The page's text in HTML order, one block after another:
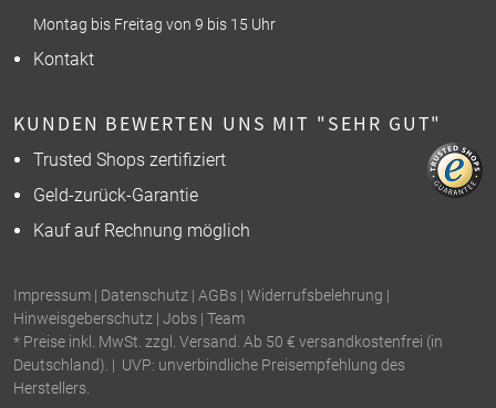
Montag bis Freitag von 9 bis 15 Uhr
Kontakt
KUNDEN BEWERTEN UNS MIT "SEHR GUT"
Trusted Shops zertifiziert
Geld-zurück-Garantie
Kauf auf Rechnung möglich
Impressum | Datenschutz | AGBs | Widerrufsbelehrung |
Hinweisgeberschutz | Jobs | Team
* Preise inkl. MwSt. zzgl. Versand. Ab 50 € versandkostenfrei (in
Deutschland). | UVP: unverbindliche Preisempfehlung des
Herstellers.